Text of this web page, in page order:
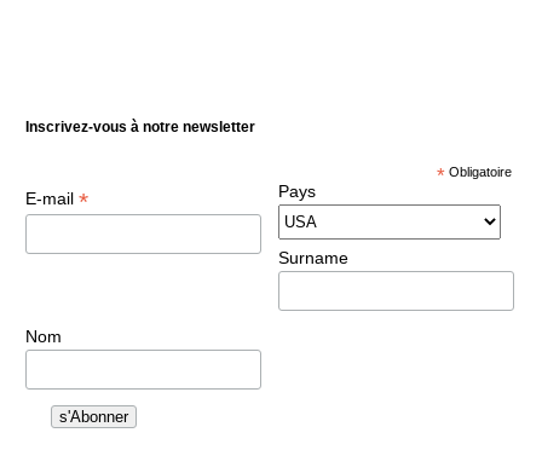
Inscrivez-vous à notre newsletter
* Obligatoire
E-mail * Pays
Surname
Nom